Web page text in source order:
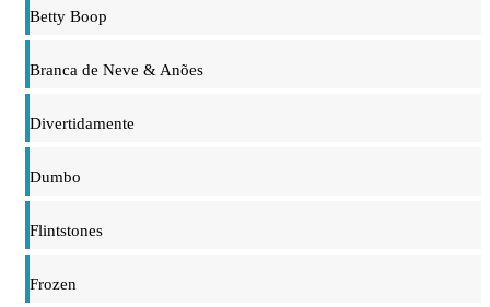
Betty Boop
Branca de Neve & Anões
Divertidamente
Dumbo
Flintstones
Frozen